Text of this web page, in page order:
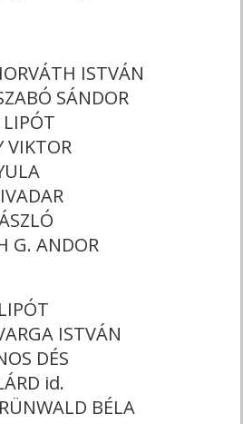
ISTVÁN
SÁNDOR
VIKTOR
G. ANDOR
ISTVÁN
DÉS
id.
BÉLA